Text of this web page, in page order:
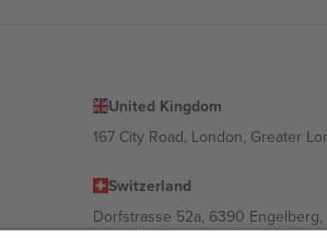
United Kingdom
167 City Road, London, Greater
Switzerland
Dorfstrasse 52a, 6390 Engelberg,